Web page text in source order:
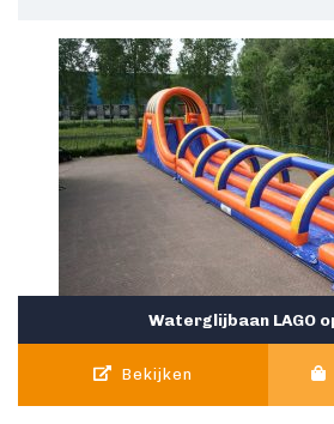
Waterglijbaan LAGO
Bekijken